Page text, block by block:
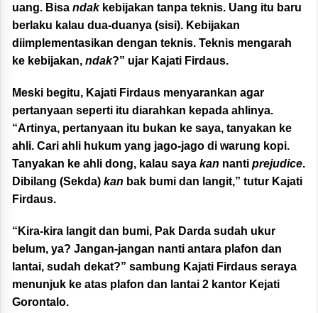
uang. Bisa ndakkebijakan tanpa teknis. Uang itu baru
berlaku kalau dua-duanya (sisi). Kebijakan
diimplementasikan dengan teknis. Teknis mengarah
ke kebijakan, ndak?” ujar Kajati Firdaus.
Meski begitu, Kajati Firdaus menyarankan agar
pertanyaan seperti itu diarahkan kepada ahlinya.
“Artinya, pertanyaan itu bukan ke saya, tanyakan ke
ahli. Cari ahli hukum yang jago-jago di warung kopi.
Tanyakan ke ahli dong, kalau saya kan nanti prejudice.
Dibilang (Sekda) kan bak bumi dan langit,” tutur Kajati
Firdaus.
“Kira-kira langit dan bumi, Pak Darda sudah ukur
belum, ya? Jangan-jangan nanti antara plafon dan
lantai, sudah dekat?” sambung Kajati Firdaus seraya
menunjuk ke atas plafon dan lantai 2 kantor Kejati
Gorontalo.